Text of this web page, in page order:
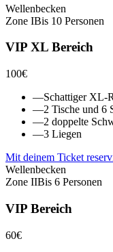
Wellenbecken
Zone IBis 10 Personen
VIP XL Bereich
100€
—Schattiger XL-
—2 Tische und 6
—2 doppelte
—3 Liegen
Mit deinem Ticket
Wellenbecken
Zone IIBis 6 Personen
VIP Bereich
60€